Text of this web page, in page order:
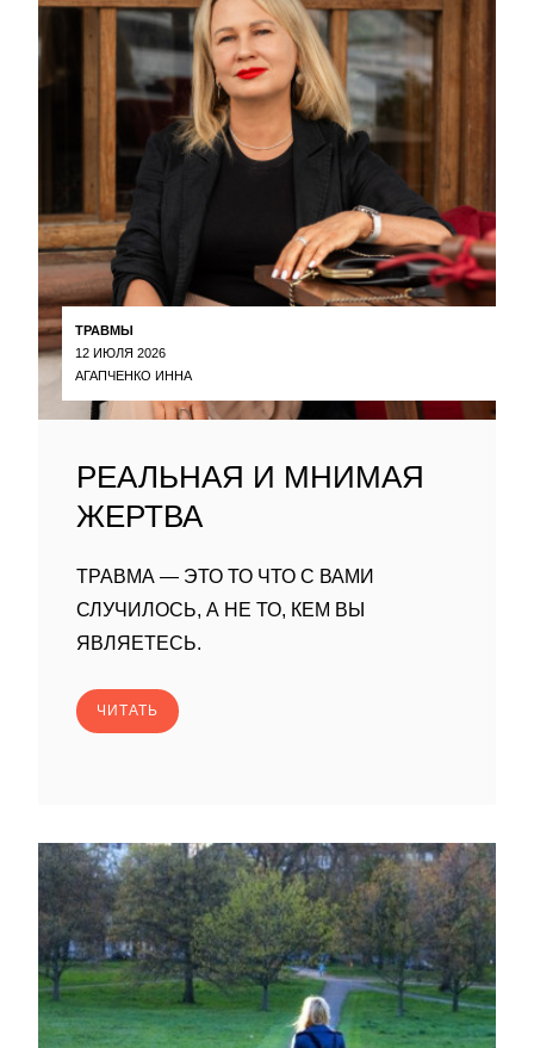
ТРАВМЫ
12 ИЮЛЯ 2026
АГАПЧЕНКО ИННА
РЕАЛЬНАЯ И МНИМАЯ
ЖЕРТВА
ТРАВМА — ЭТО ТО ЧТО С ВАМИ
СЛУЧИЛОСЬ, А НЕ ТО, КЕМ ВЫ
ЯВЛЯЕТЕСЬ.
ЧИТАТЬ